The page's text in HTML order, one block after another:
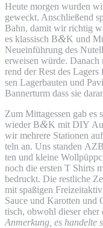
Heu­te mor­gen wur­den
geweckt. Anschlie­ßend
Bahn, damit wir rich­tig
es klas­sisch B&K und
Neu­ein­füh­rung des
erwei­sen wür­de.
rend der Rest des
sen Lager­bau­ten und
Ban­ner­turm dass sie
Zum Mit­tag­essen gab es
wie­der B&K mit DIY
wir meh­re­re Sta­tio­nen
teln an. Uns stan­den AZB
ten und klei­ne
noch die ers­ten T Shirts
bedruckt. Die rest­li­che
mit spa­ßi­gen
Sau­ce und Karot­ten und
tisch, obwohl die­ser
Anmer­kung, es han­del­te